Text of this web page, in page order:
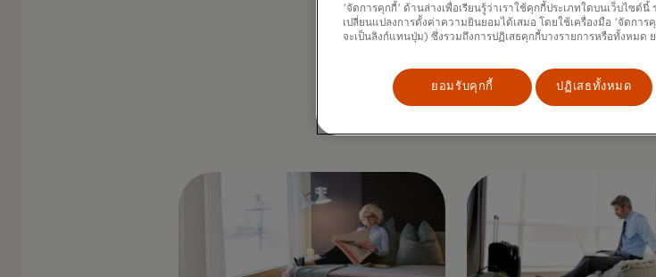
'จัดการคุกกี้' ด้านล่างเพื่อเรียนรู้ว่าเราใช้คุกกี้ประเภทใดบนเว็บไซต์
เปลี่ยนแปลงการตั้งค่าความยินยอมได้เสมอ โดยใช้เครื่องมือ 'จัดกา
จะเป็นลิงก์แทนปุ่ม) ซึ่งรวมถึงการปฏิเสธคุกกี้บางรายการหรือทั้งหมด
ยอมรับคุกกี้ ปฏิเสธทั้งหมด